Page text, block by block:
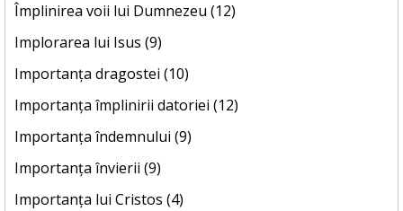
Împlinirea voii lui Dumnezeu (12)
Implorarea lui Isus (9)
Importanța dragostei (10)
Importanța împlinirii datoriei (12)
Importanța îndemnului (9)
Importanța învierii (9)
Importanța lui Cristos (4)